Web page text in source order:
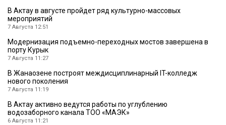
В Актау в августе пройдет ряд культурно-массовых
мероприятий
7 Августа 12:51
Модернизация подъемно-переходных мостов завершена в
порту Курык
7 Августа 11:27
В Жанаозене построят междисциплинарный IT-колледж
нового поколения
7 Августа 11:19
В Актау активно ведутся работы по углублению
водозаборного канала ТОО «МАЭК»
6 Августа 11:21